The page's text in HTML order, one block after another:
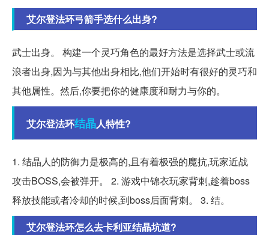
艾尔登法环弓箭手选什么出身?
武士出身。 构建一个灵巧角色的最好方法是选择武士或流
浪者出身,因为与其他出身相比,他们开始时有很好的灵巧和
其他属性。然后,你要把你的健康度和耐力与你的。
艾尔登法环结晶人特性?
1. 结晶人的防御力是极高的,且有着极强的魔抗,玩家近战
攻击BOSS,会被弹开。 2. 游戏中锦衣玩家背刺,趁着boss
释放技能或者冷却的时候,到boss后面背刺。 3. 结。
艾尔登法环怎么去卡利亚结晶坑道?